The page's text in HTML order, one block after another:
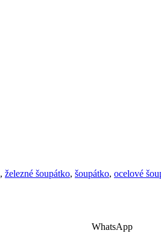
, železné šoupátko, šoupátko, ocelové
WhatsApp